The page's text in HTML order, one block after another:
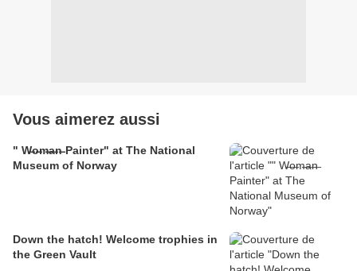
Vous aimerez aussi
" W̶o̶m̶a̶n̶ Painter" at The National
Museum of Norway
Down the hatch! Welcome trophies in
the Green Vault